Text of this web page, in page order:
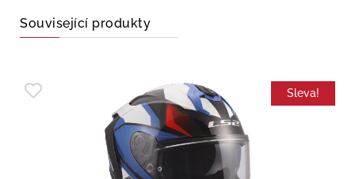
Související produkty
Sleva!